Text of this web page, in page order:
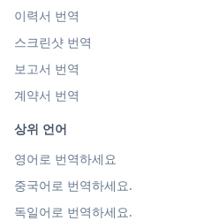
이력서 번역
스크린샷 번역
보고서 번역
계약서 번역
상위 언어
영어로 번역하세요
중국어로 번역하세요.
독일어로 번역하세요.